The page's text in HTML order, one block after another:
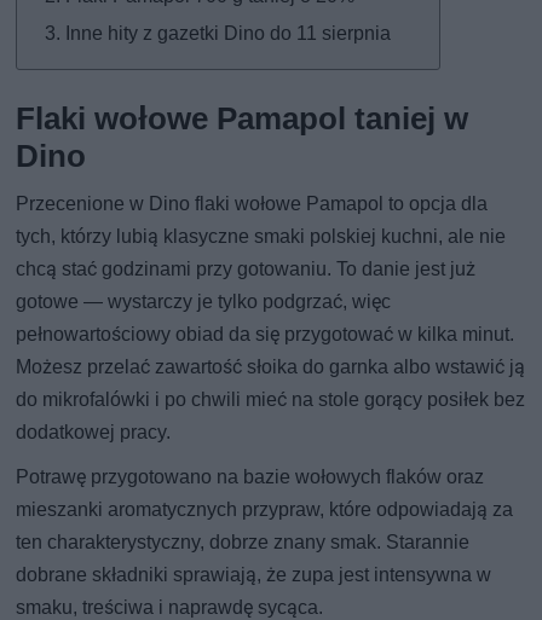
Inne hity z gazetki Dino do 11 sierpnia
Flaki wołowe Pamapol taniej w
Dino
Przecenione w Dino flaki wołowe Pamapol to opcja dla
tych, którzy lubią klasyczne smaki polskiej kuchni, ale nie
chcą stać godzinami przy gotowaniu. To danie jest już
gotowe — wystarczy je tylko podgrzać, więc
pełnowartościowy obiad da się przygotować w kilka minut.
Możesz przelać zawartość słoika do garnka albo wstawić ją
do mikrofalówki i po chwili mieć na stole gorący posiłek bez
dodatkowej pracy.
Potrawę przygotowano na bazie wołowych flaków oraz
mieszanki aromatycznych przypraw, które odpowiadają za
ten charakterystyczny, dobrze znany smak. Starannie
dobrane składniki sprawiają, że zupa jest intensywna w
smaku, treściwa i naprawdę sycąca.